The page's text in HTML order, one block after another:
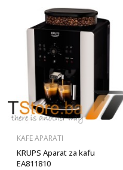
KAFE APARATI
KRUPS Aparat za kafu
EA811810